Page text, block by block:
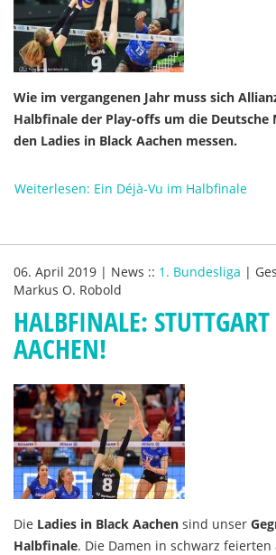
Wie im vergangenen Jahr muss sich
Halbfinale der Play-offs um die
den Ladies in Black Aachen messen.
Weiterlesen: Ein Déjà-Vu im Halbfinale
06. April 2019 | News :: 1. Bundesliga |
Markus O. Robold
HALBFINALE:
AACHEN!
Die Ladies in Black Aachen sind unser
Halbfinale. Die Damen in schwarz feierten